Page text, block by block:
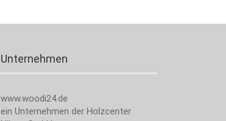
Unternehmen
www.woodi24.de
ein Unternehmen der Holzcenter